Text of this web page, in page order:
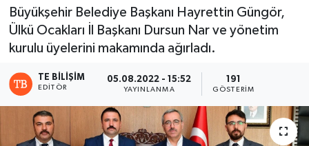
Büyükşehir Belediye Başkanı Hayrettin Güngör,
Ülkü Ocakları İl Başkanı Dursun Nar ve yönetim
kurulu üyelerini makamında ağırladı.
TE BILIŞIM
EDITÖR
05.08.2022 - 15:52
YAYINLANMA
191
GÖSTERIM
Son Dakika Haberleri